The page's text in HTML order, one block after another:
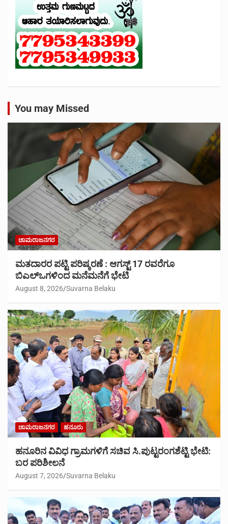
You may Missed
ಚಾಮರಾಜನಗರ
ಮತದಾರರ ಪಟ್ಟಿ ಪರಿಷ್ಕರಣೆ : ಆಗಸ್ಟ್ 17 ರವರೆಗೂ
ಬಿಎಲ್‍ಒಗಳಿಂದ ಮನೆಮನೆಗೆ ಭೇಟಿ
August 8, 2026 Suvarna Belaku
ಚಾಮರಾಜನಗರ ಹನೂರು
ಹನೂರಿನ ವಿವಿಧ ಗ್ರಾಮಗಳಿಗೆ ಸಚಿವ ಸಿ.ಪುಟ್ಟರಂಗಶೆಟ್ಟಿ ಭೇಟಿ:
ಬರ ಪರಿಶೀಲನೆ
August 7, 2026 Suvarna Belaku